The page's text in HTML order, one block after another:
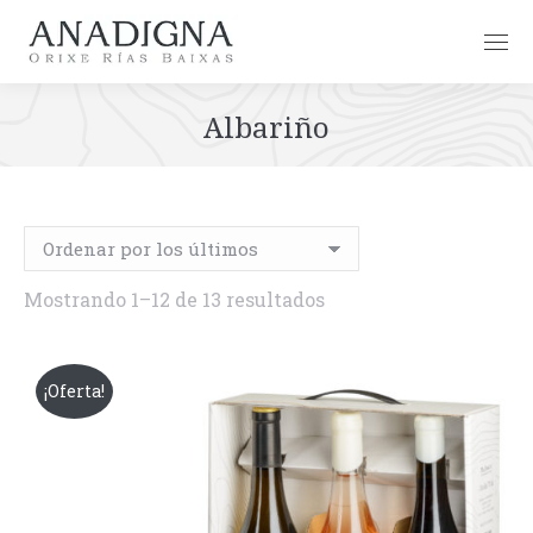
Albariño
Mostrando 1–12 de 13 resultadosOrdenado
últimos
¡Oferta!